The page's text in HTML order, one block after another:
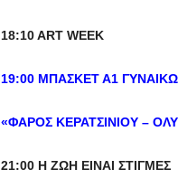
18:10 ART WEEK
19:00 ΜΠΑΣΚΕΤ Α1
«ΦΑΡΟΣ ΚΕΡΑΤΣΙΝΙΟΥ –
21:00 Η ΖΩΗ ΕΙΝΑΙ ΣΤΙΓΜΕΣ